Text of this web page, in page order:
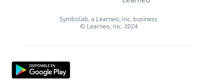
Symbolab, a Learneo, Inc. business
© Learneo, Inc. 2024